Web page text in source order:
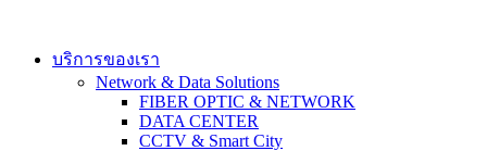
contentบริการของเรา
Network & Data Solutions
FIBER OPTIC & NETWORK​
DATA CENTER
CCTV & Smart City